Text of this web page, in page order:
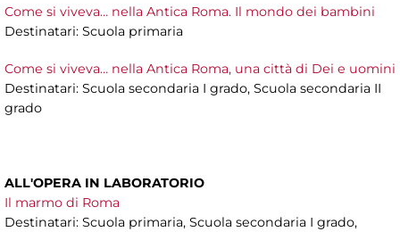
Come si viveva… nella Antica Roma. Il mondo dei bambini
Destinatari: Scuola primaria
Come si viveva… nella Antica Roma, una città di Dei e uomini
Destinatari: Scuola secondaria I grado, Scuola secondaria II
grado
ALL'OPERA IN LABORATORIO
Il marmo di Roma
Destinatari: Scuola primaria, Scuola secondaria I grado,